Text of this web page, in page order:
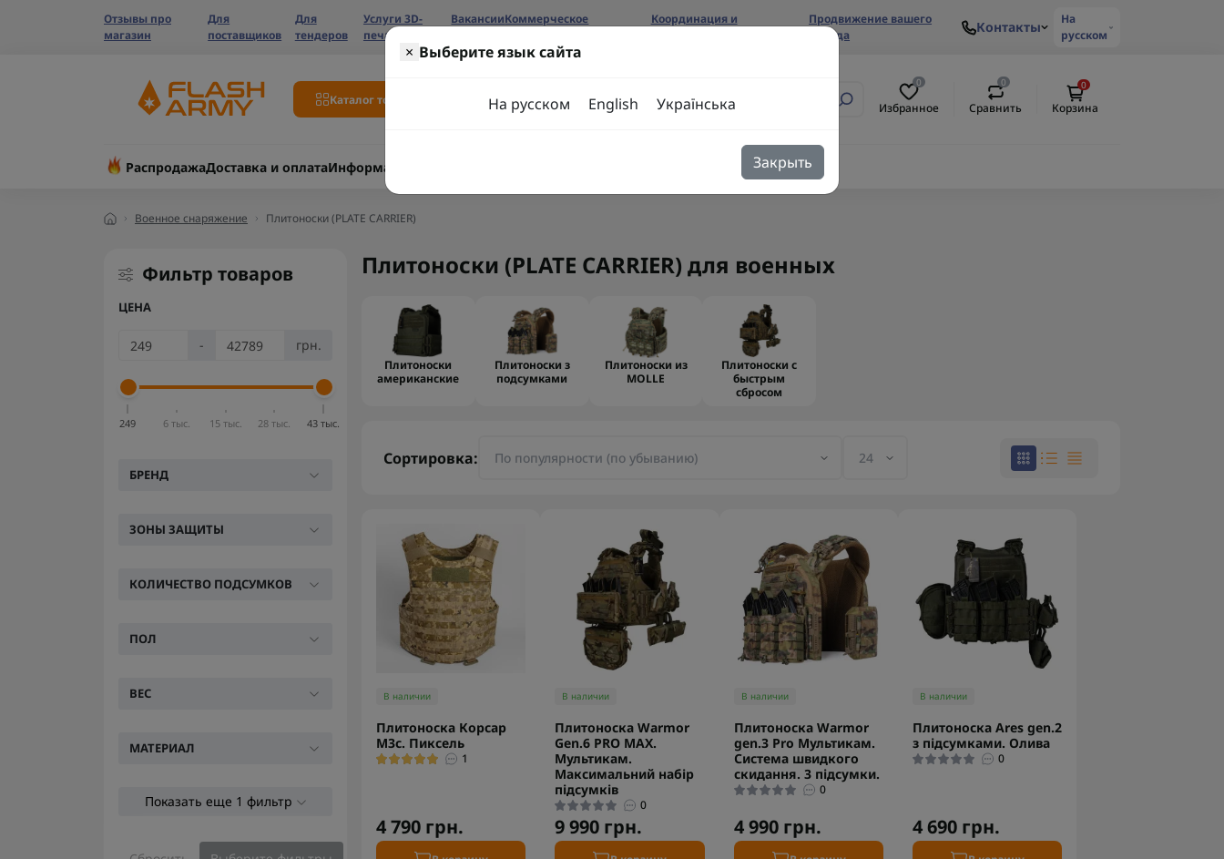
Отзывы про
магазин
Для
поставщиков
Для
тендеров
Услуги 3D-
печати
ВакансииКоммерческое
Координация и
Продвижение вашего
бренда
Контакты
На
русском
Каталог товаров
0
Избранное
0
Сравнить
0
Корзина
РаспродажаДоставка и оплатаИнформация
Военное снаряжение Плитоноски (PLATE CARRIER)
× Выберите язык сайта
На русском English Українська
Закрыть
Фильтр товаров
ЦЕНА
- грн.
249 6 тыс. 15 тыс. 28 тыс. 43 тыс.
БРЕНД
ЗОНЫ ЗАЩИТЫ
КОЛИЧЕСТВО ПОДСУМКОВ
ПОЛ
ВЕС
МАТЕРИАЛ
Показать еще 1 фильтр
Плитоноски (PLATE CARRIER) для военных
Плитоноски
американские
Плитоноски з
подсумками
Плитоноски из
MOLLE
Плитоноски с
быстрым
сбросом
Сортировка:
В наличии
Плитоноска Корсар
М3с. Пиксель
1
4 790 грн.
В наличии
Плитоноска Warmor
Gen.6 PRO MAX.
Мультикам.
Максимальний набір
підсумків
0
9 990 грн.
В наличии
Плитоноска Warmor
gen.3 Pro Мультикам.
Система швидкого
скидання. 3 підсумки.
0
4 990 грн.
В наличии
Плитоноска Ares gen.2
з підсумками. Олива
0
4 690 грн.